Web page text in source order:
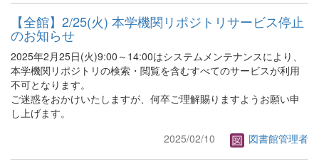
【全館】2/25(火) 本学機関リポジトリサービス停止
のお知らせ
2025年2月25日(火)9:00～14:00はシステムメンテナンスにより、
本学機関リポジトリの検索・閲覧を含むすべてのサービスが利用
不可となります。
ご迷惑をおかけいたしますが、何卒ご理解賜りますようお願い申
し上げます。
2025/02/10
図書館管理者